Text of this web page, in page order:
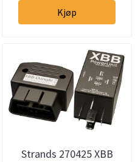
Kjøp
Strands 270425 XBB